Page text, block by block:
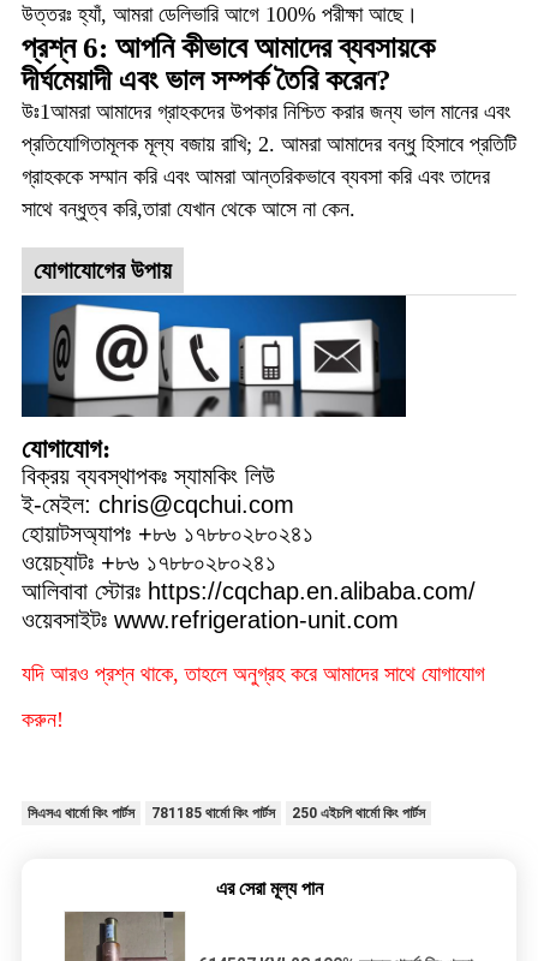
উত্তরঃ হ্যাঁ, আমরা ডেলিভারি আগে 100% পরীক্ষা আছে।
প্রশ্ন 6: আপনি কীভাবে আমাদের ব্যবসায়কে
দীর্ঘমেয়াদী এবং ভাল সম্পর্ক তৈরি করেন?
উঃ1আমরা আমাদের গ্রাহকদের উপকার নিশ্চিত করার জন্য ভাল মানের এবং
প্রতিযোগিতামূলক মূল্য বজায় রাখি; 2. আমরা আমাদের বন্ধু হিসাবে প্রতিটি
গ্রাহককে সম্মান করি এবং আমরা আন্তরিকভাবে ব্যবসা করি এবং তাদের
সাথে বন্ধুত্ব করি,তারা যেখান থেকে আসে না কেন.
যোগাযোগের উপায়
যোগাযোগ:
বিক্রয় ব্যবস্থাপকঃ স্যামকিং লিউ
ই-মেইল: chris@cqchui.com
হোয়াটসঅ্যাপঃ +৮৬ ১৭৮৮০২৮০২৪১
ওয়েচ্যাটঃ +৮৬ ১৭৮৮০২৮০২৪১
আলিবাবা স্টোরঃ https://cqchap.en.alibaba.com/
ওয়েবসাইটঃ www.refrigeration-unit.com
যদি আরও প্রশ্ন থাকে, তাহলে অনুগ্রহ করে আমাদের সাথে যোগাযোগ
করুন!
সিএসএ থার্মো কিং পার্টস 781185 থার্মো কিং পার্টস 250 এইচপি থার্মো কিং পার্টস
এর সেরা মূল্য পান